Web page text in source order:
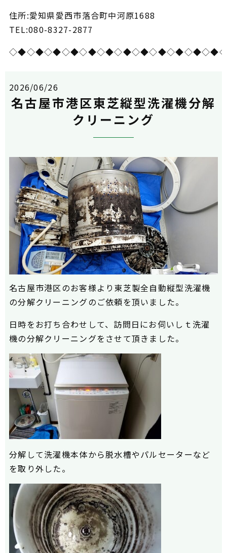
住所:愛知県愛西市落合町中河原1688
TEL:080-8327-2877
2026/06/26
名古屋市港区東芝縦型洗濯機分解
クリーニング
名古屋市港区のお客様より東芝製全自動縦型洗濯機
の分解クリーニングのご依頼を頂いました。
日時をお打ち合わせして、訪問日にお伺いしｔ洗濯
機の分解クリーニングをさせて頂きました。
分解して洗濯機本体から脱水槽やパルセーターなど
を取り外した。